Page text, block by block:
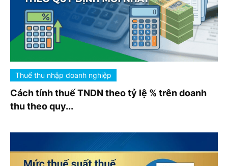
Thuế thu nhập doanh nghiệp
Cách tính thuế TNDN theo tỷ lệ % trên doanh
thu theo quy...